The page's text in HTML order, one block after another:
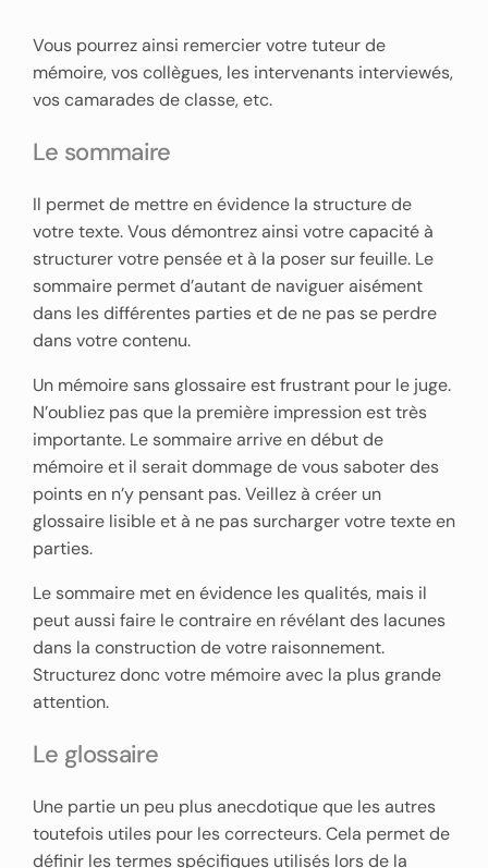
Vous pourrez ainsi remercier votre tuteur de
mémoire, vos collègues, les intervenants interviewés,
vos camarades de classe, etc.
Le sommaire
Il permet de mettre en évidence la structure de
votre texte. Vous démontrez ainsi votre capacité à
structurer votre pensée et à la poser sur feuille. Le
sommaire permet d’autant de naviguer aisément
dans les différentes parties et de ne pas se perdre
dans votre contenu.
Un mémoire sans glossaire est frustrant pour le juge.
N’oubliez pas que la première impression est très
importante. Le sommaire arrive en début de
mémoire et il serait dommage de vous saboter des
points en n’y pensant pas. Veillez à créer un
glossaire lisible et à ne pas surcharger votre texte en
parties.
Le sommaire met en évidence les qualités, mais il
peut aussi faire le contraire en révélant des lacunes
dans la construction de votre raisonnement.
Structurez donc votre mémoire avec la plus grande
attention.
Le glossaire
Une partie un peu plus anecdotique que les autres
toutefois utiles pour les correcteurs. Cela permet de
définir les termes spécifiques utilisés lors de la